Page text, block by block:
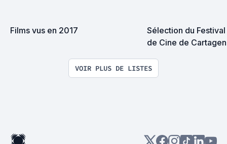
Films vus en 2017
Sélection du
de Cine de
VOIR PLUS DE LISTES